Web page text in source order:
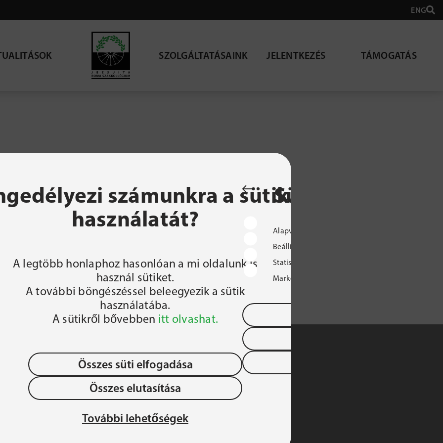
számunkra a sütik
használatát?
A legtöbb honlaphoz hasonlóan a mi oldalunk is
használ sütiket.
A további böngészéssel beleegyezik a sütik
használatába.
A sütikről bővebben itt olvashat.
Összes süti elfogadása
Összes elutasítása
További lehetőségek
Sütibeállítások
Alapvető működést biztosító sütik
Beállításokat tároló sütik
Statisztikai sütik
Marketingcélú sütik
ENG
SZOLGÁLTATÁSAINK JELENTKEZÉS TÁMOGATÁS
oldal nem található
Adatvédelem